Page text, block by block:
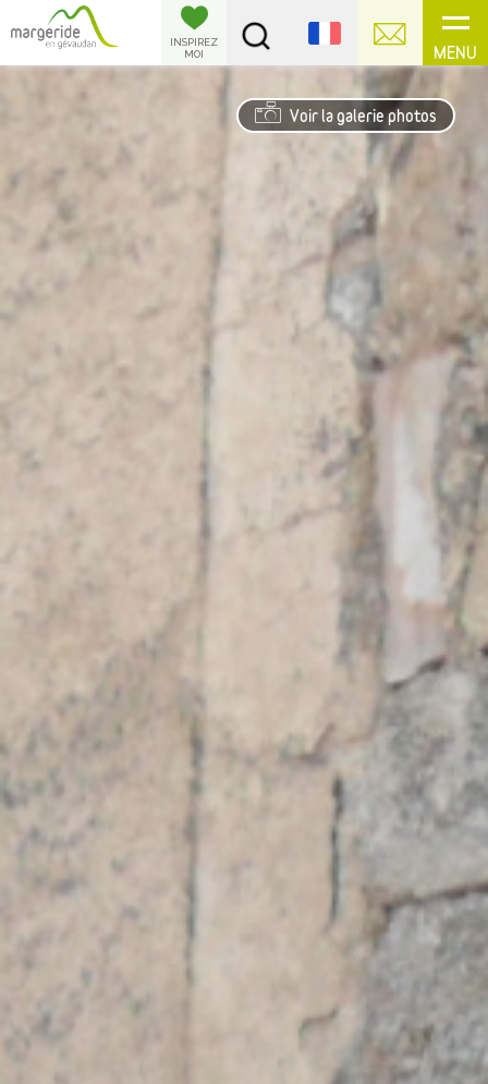
MENU
INSPIREZ
MOI
Voir la galerie photos
Panneau de gestion des cookies